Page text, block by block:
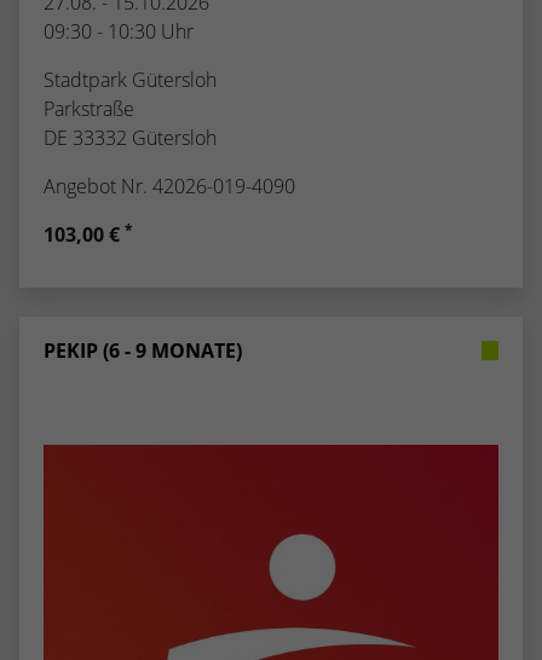
09:30 - 10:30 Uhr
Stadtpark Gütersloh
Parkstraße
DE 33332 Gütersloh
Angebot Nr. 42026-019-4090
103,00 € *
PEKIP (6 - 9 MONATE)